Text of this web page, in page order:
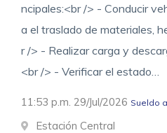
ncipales:<br /> - Conducir
a el traslado de materiales,
r /> - Realizar carga y
<br /> - Verificar el estado…
11:53 p.m. 29/Jul/2026 Sueldo
Estación Central